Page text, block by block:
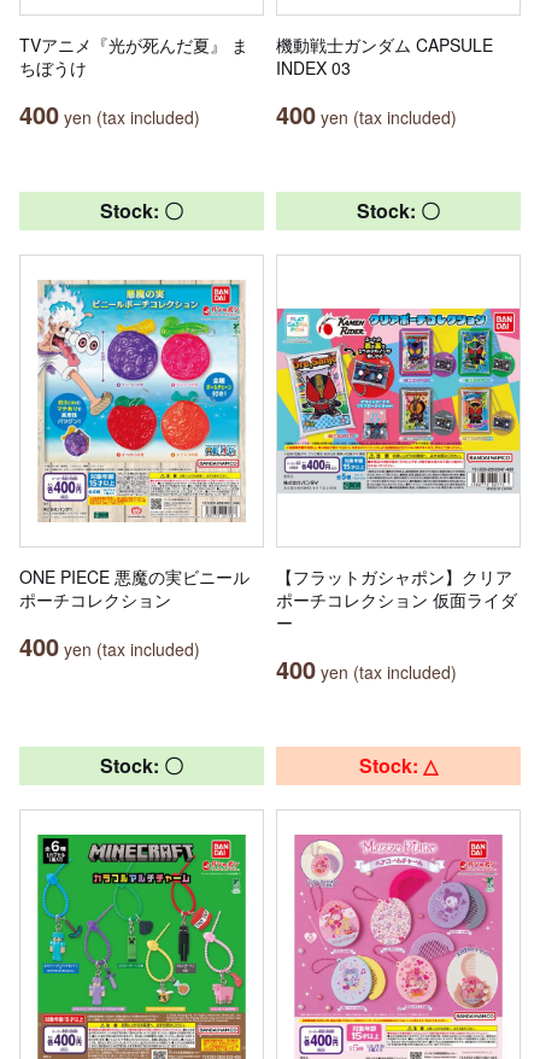
TVアニメ『光が死んだ夏』 ま
ちぼうけ
400 yen (tax included)
機動戦士ガンダム CAPSULE
INDEX 03
400 yen (tax included)
Stock: 〇
ONE PIECE 悪魔の実ビニール
ポーチコレクション
400 yen (tax included)
Stock: 〇
【フラットガシャポン】クリア
ポーチコレクション 仮面ライダ
ー
400 yen (tax included)
Stock: 〇 Stock: △